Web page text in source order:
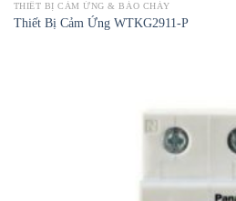
THIẾT BỊ CẢM ỨNG & BÁO CHÁY
Thiết Bị Cảm Ứng WTKG2911-P